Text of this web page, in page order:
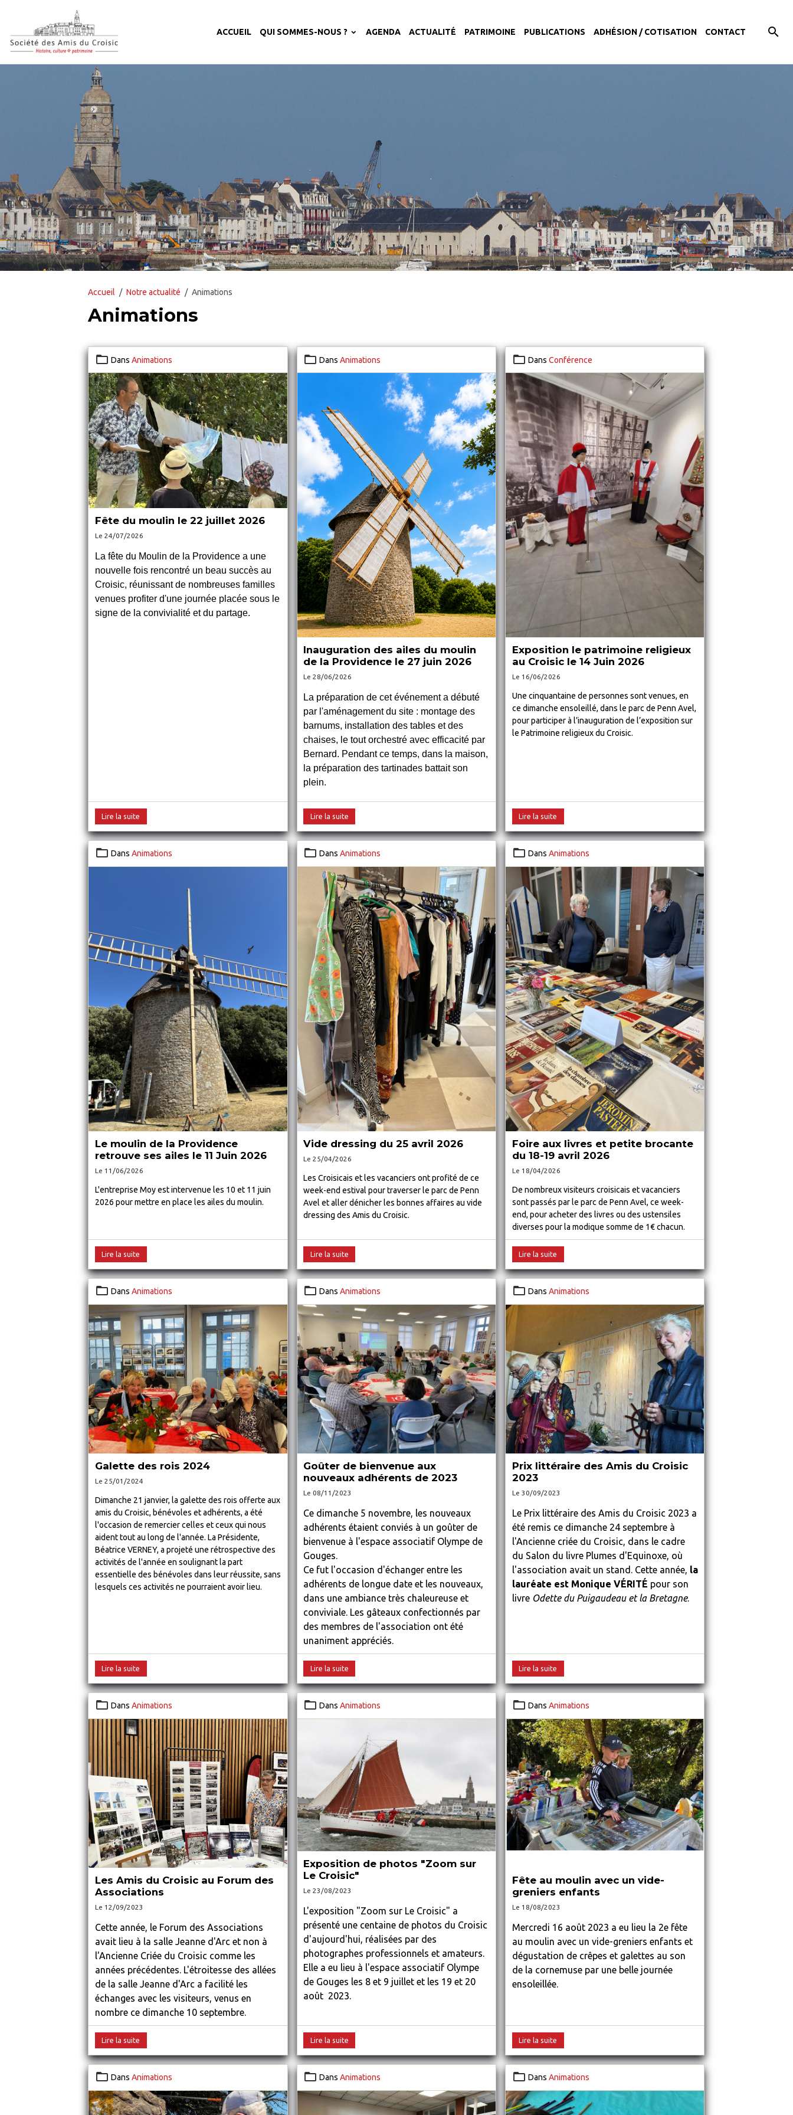
ACCUEIL QUI SOMMES-NOUS ? AGENDA ACTUALITÉ PATRIMOINE PUBLICATIONS ADHÉSION / COTISATION CONTACT
Accueil Notre actualité Animations
Animations
Dans Animations
Fête du moulin le 22 juillet 2026
Le 24/07/2026
La fête du Moulin de la Providence a une
nouvelle fois rencontré un beau succès au
Croisic, réunissant de nombreuses familles
venues profiter d'une journée placée sous le
signe de la convivialité et du partage.
Lire la suite
DansAnimations
Inauguration des ailes du moulin
de la Providence le 27 juin 2026
Le 28/06/2026
La préparation de cet événement a débuté
par l'aménagement du site : montage des
barnums, installation des tables et des
chaises, le tout orchestré avec efficacité par
Bernard. Pendant ce temps, dans la maison,
la préparation des tartinades battait son
plein.
Lire la suite
Dans Conférence
Exposition le patrimoine religieux
au Croisic le 14 Juin 2026
Le 16/06/2026
Une cinquantaine de personnes sont venues, en
ce dimanche ensoleillé, dans le parc de Penn Avel,
pour participer à l’inauguration de l’exposition sur
le Patrimoine religieux du Croisic.
Lire la suite
Dans Animations
Le moulin de la Providence
retrouve ses ailes le 11 Juin 2026
Le 11/06/2026
L'entreprise Moy est intervenue les 10 et 11 juin
2026 pour mettre en place les ailes du moulin.
Lire la suite
DansAnimations
Vide dressing du 25 avril 2026
Le 25/04/2026
Les Croisicais et les vacanciers ont profité de ce
week-end estival pour traverser le parc de Penn
Avel et aller dénicher les bonnes affaires au vide
dressing des Amis du Croisic.
Lire la suite
Dans Animations
Foire aux livres et petite brocante
du 18-19 avril 2026
Le 18/04/2026
De nombreux visiteurs croisicais et vacanciers
sont passés par le parc de Penn Avel, ce week-
end, pour acheter des livres ou des ustensiles
diverses pour la modique somme de 1€ chacun.
Lire la suite
Dans Animations
Galette des rois 2024
Le 25/01/2024
Dimanche 21 janvier, la galette des rois offerte aux
amis du Croisic, bénévoles et adhérents, a été
l'occasion de remercier celles et ceux qui nous
aident tout au long de l'année. La Présidente,
Béatrice VERNEY, a projeté une rétrospective des
activités de l'année en soulignant la part
essentielle des bénévoles dans leur réussite, sans
lesquels ces activités ne pourraient avoir lieu.
Lire la suite
DansAnimations
Goûter de bienvenue aux
nouveaux adhérents de 2023
Le 08/11/2023
Ce dimanche 5 novembre, les nouveaux
adhérents étaient conviés à un goûter de
bienvenue à l'espace associatif Olympe de
Gouges.
Ce fut l'occasion d'échanger entre les
adhérents de longue date et les nouveaux,
dans une ambiance très chaleureuse et
conviviale. Les gâteaux confectionnés par
des membres de l'association ont été
unaniment appréciés.
Lire la suite
Dans Animations
Prix littéraire des Amis du Croisic
2023
Le 30/09/2023
Le Prix littéraire des Amis du Croisic 2023 a
été remis ce dimanche 24 septembre à
l'Ancienne criée du Croisic, dans le cadre
du Salon du livre Plumes d'Equinoxe, où
l'association avait un stand. Cette année, la
lauréate est Monique VÉRITÉ pour son
livre Odette du Puigaudeau et la Bretagne.
Lire la suite
Dans Animations
Les Amis du Croisic au Forum des
Associations
Le 12/09/2023
Cette année, le Forum des Associations
avait lieu à la salle Jeanne d'Arc et non à
l'Ancienne Criée du Croisic comme les
années précédentes. L'étroitesse des allées
de la salle Jeanne d'Arc a facilité les
échanges avec les visiteurs, venus en
nombre ce dimanche 10 septembre.
Lire la suite
DansAnimations
Exposition de photos "Zoom sur
Le Croisic"
Le 23/08/2023
L'exposition "Zoom sur Le Croisic" a
présenté une centaine de photos du Croisic
d'aujourd'hui, réalisées par des
photographes professionnels et amateurs.
Elle a eu lieu à l'espace associatif Olympe
de Gouges les 8 et 9 juillet et les 19 et 20
août 2023.
Lire la suite
Dans Animations
Fête au moulin avec un vide-
greniers enfants
Le 18/08/2023
Mercredi 16 août 2023 a eu lieu la 2e fête
au moulin avec un vide-greniers enfants et
dégustation de crêpes et galettes au son
de la cornemuse par une belle journée
ensoleillée.
Lire la suite
Dans Animations DansAnimations Dans Animations